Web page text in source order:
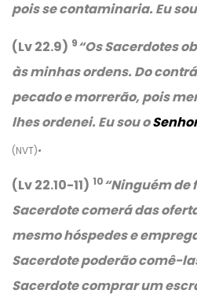
pois se contaminaria. Eu
(Lv 22.9) 9“Os Sacerdotes
às minhas ordens. Do
pecado e morrerão, pois
lhes ordenei. Eu sou o
(NVT).
(Lv 22.10-11) 10“Ninguém de
Sacerdote comerá das
mesmo hóspedes e
Sacerdote poderão comê-
Sacerdote comprar um